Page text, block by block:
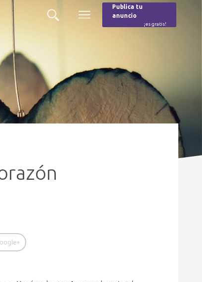
Buscar
Menú
Publica tu
anuncio
¡es gratis!